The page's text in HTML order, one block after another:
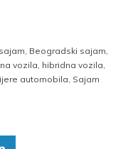
Beogradski sajam
vozila hibridna vozila
automobila Sajam